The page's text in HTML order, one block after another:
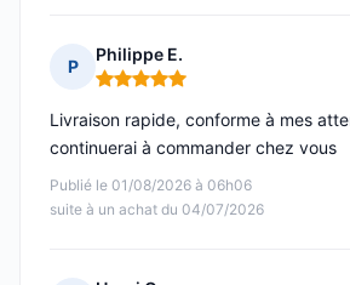
P
Philippe E.
Note : 5 sur 5
Publié le 01/08/2026 à 06h06
suite à un achat du 04/07/2026
Livraison rapide, conforme à mes
continuerai à commander chez vous